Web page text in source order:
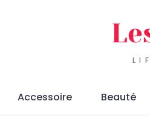
Accessoire Beauté